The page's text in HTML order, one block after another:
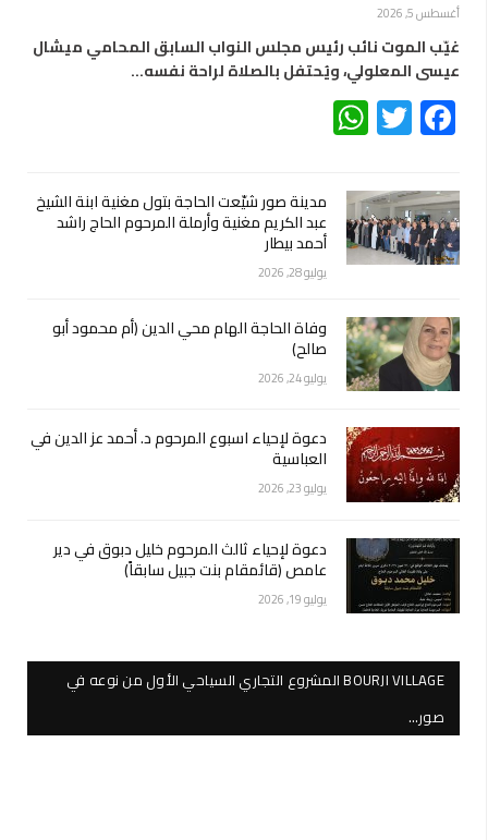
أغسطس 5, 2026
غيّب الموت نائب رئيس مجلس النواب السابق المحامي ميشال
عيسى المعلولي، ويُحتفل بالصلاة لراحة نفسه…
Facebook
Twitter
مدينة صور شيّعت الحاجة بتول مغنية ابنة الشيخ
عبد الكريم مغنية وأرملة المرحوم الحاج راشد
أحمد بيطار
يوليو 28, 2026
وفاة الحاجة الهام محي الدين (أم محمود أبو
صالح)
يوليو 24, 2026
دعوة لإحياء اسبوع المرحوم د. أحمد عز الدين في
العباسية
يوليو 23, 2026
دعوة لإحياء ثالث المرحوم خليل دبوق في دير
عامص (قائمقام بنت جبيل سابقاً)
يوليو 19, 2026
BOURJI VILLAGE المشروع التجاري السياحي الأول من نوعه في
صور…